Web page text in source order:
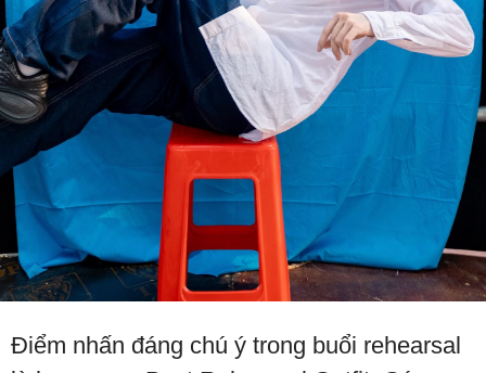
Điểm nhấn đáng chú ý trong buổi rehearsal